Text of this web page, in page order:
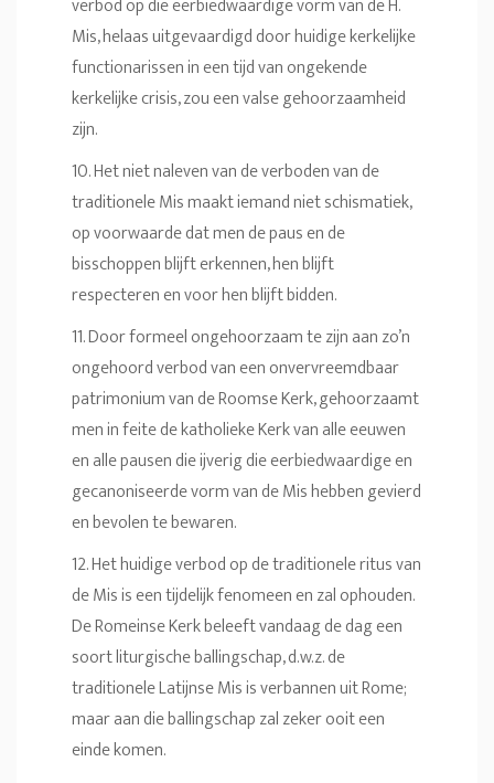
verbod op die eerbiedwaardige vorm van de H.
Mis, helaas uitgevaardigd door huidige kerkelijke
functionarissen in een tijd van ongekende
kerkelijke crisis, zou een valse gehoorzaamheid
zijn.
10. Het niet naleven van de verboden van de
traditionele Mis maakt iemand niet schismatiek,
op voorwaarde dat men de paus en de
bisschoppen blijft erkennen, hen blijft
respecteren en voor hen blijft bidden.
11. Door formeel ongehoorzaam te zijn aan zo’n
ongehoord verbod van een onvervreemdbaar
patrimonium van de Roomse Kerk, gehoorzaamt
men in feite de katholieke Kerk van alle eeuwen
en alle pausen die ijverig die eerbiedwaardige en
gecanoniseerde vorm van de Mis hebben gevierd
en bevolen te bewaren.
12. Het huidige verbod op de traditionele ritus van
de Mis is een tijdelijk fenomeen en zal ophouden.
De Romeinse Kerk beleeft vandaag de dag een
soort liturgische ballingschap, d.w.z. de
traditionele Latijnse Mis is verbannen uit Rome;
maar aan die ballingschap zal zeker ooit een
einde komen.